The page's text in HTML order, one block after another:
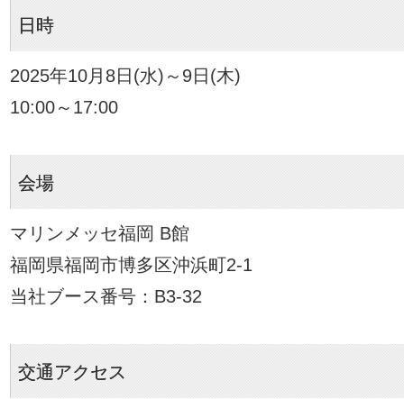
日時
2025年10月8日(水)～9日(木)
10:00～17:00
会場
マリンメッセ福岡 B館
福岡県福岡市博多区沖浜町2-1
当社ブース番号：B3-32
交通アクセス